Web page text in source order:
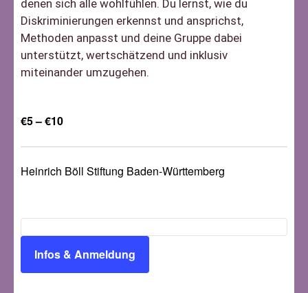
denen sich alle wohlfühlen. Du lernst, wie du
Diskriminierungen erkennst und ansprichst,
Methoden anpasst und deine Gruppe dabei
unterstützt, wertschätzend und inklusiv
miteinander umzugehen.
€5 – €10
Heinrich Böll Stiftung Baden-Württemberg
Infos & Anmeldung